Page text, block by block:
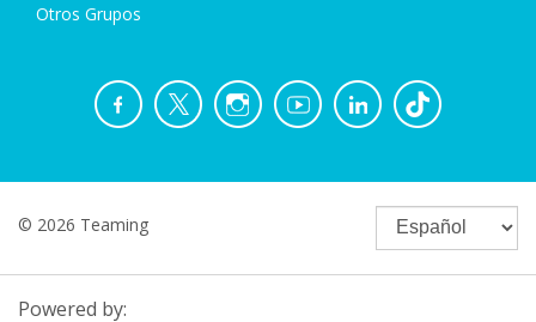
Otros Grupos
© 2026 Teaming
Powered by: